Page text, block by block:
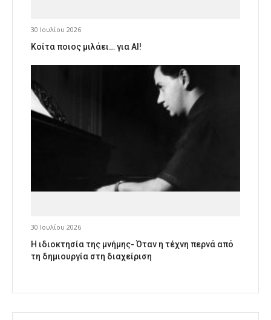
30 Ιουλίου 2026
Κοίτα ποιος μιλάει… για AI!
30 Ιουλίου 2026
Η ιδιοκτησία της μνήμης- Όταν η τέχνη περνά από
τη δημιουργία στη διαχείριση